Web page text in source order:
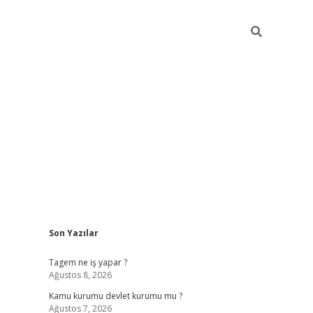
Sidebar
Son Yazılar
Tagem ne iş yapar ?
Ağustos 8, 2026
Kamu kurumu devlet kurumu mu ?
Ağustos 7, 2026